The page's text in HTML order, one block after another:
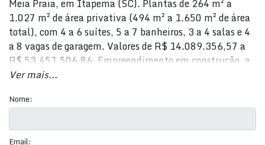
Meia Praia, em Itapema (SC). Plantas de 264 m² a
1.027 m² de área privativa (494 m² a 1.650 m² de área
total), com 4 a 6 suítes, 5 a 7 banheiros, 3 a 4 salas e 4
a 8 vagas de garagem. Valores de R$ 14.089.356,57 a
R$ 53.451.506,86. Empreendimento em construção, a
apenas 10 metros do mar, com entrega prevista para
O Edify One é uma torre única de 41 andares, com
apenas 2 apartamentos por pavimento, concebida para
um público seleto que busca exclusividade, amplitude e
Ver mais...
Nome:
Email: